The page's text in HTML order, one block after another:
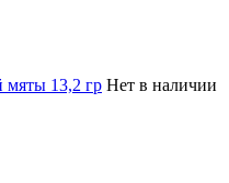
мяты 13,2 гр Нет в наличии